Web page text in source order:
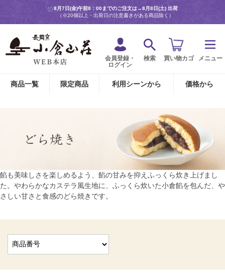
8月7日(金)午前8：00までのご注文は→8月8日(土) 出荷
（※20個以上・出荷日の注意書きがある商品除く）
会員登録・
ログイン
検索 買い物カゴ メニュー
商品一覧 限定商品 利用シーンから 価格から
餡も美味しさを楽しめるよう、餡の甘みを抑えふっくら炊き上げまし
た。やわらかなカステラ風生地に、ふっくら炊いた小倉餡を包んだ、や
さしい甘さと食感のどら焼きです。